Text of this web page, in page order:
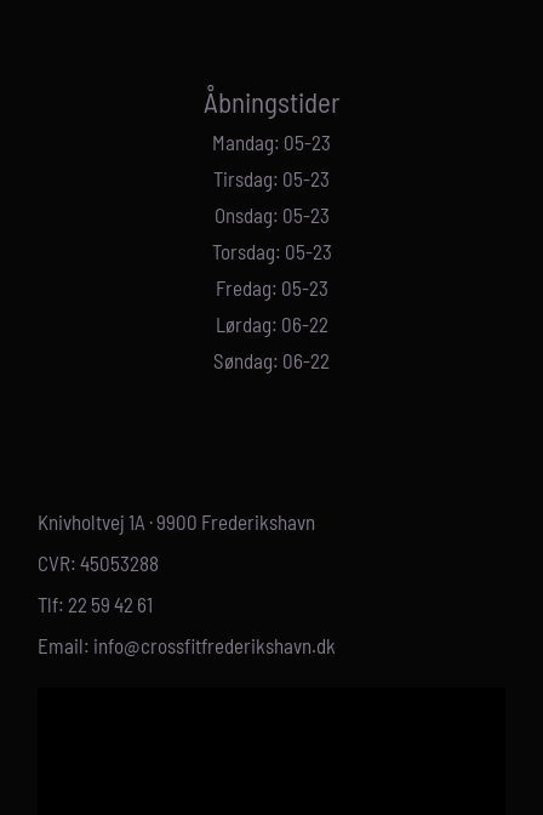
Åbningstider
Mandag: 05-23
Tirsdag: 05-23
Onsdag: 05-23
Torsdag: 05-23
Fredag: 05-23
Lørdag: 06-22
Søndag: 06-22
Knivholtvej 1A · 9900 Frederikshavn
CVR: 45053288
Tlf: 22 59 42 61
Email: info@crossfitfrederikshavn.dk